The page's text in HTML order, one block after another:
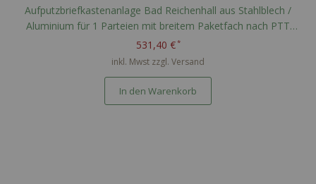
Aufputzbriefkastenanlage Bad Reichenhall aus Stahlblech /
Aluminium für 1 Parteien mit breitem Paketfach nach PTT
Norm - RAL nach Wahl
531,40 €
inkl. Mwst zzgl. Versand
In den Warenkorb